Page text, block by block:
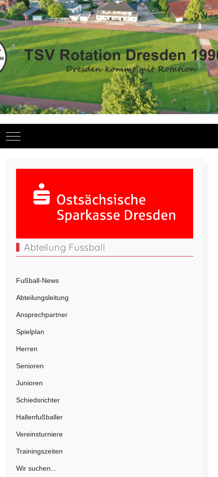
Mobile Menu Toggle
Abteilung Fussball
Fußball-News
Abteilungsleitung
Ansprechpartner
Spielplan
Herren
Senioren
Junioren
Schiedsrichter
Hallenfußballer
Vereinsturniere
Trainingszeiten
Wir suchen...